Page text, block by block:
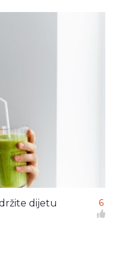
dijetu 6